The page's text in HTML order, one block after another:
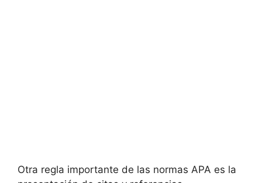
Otra regla importante de las normas APA es la